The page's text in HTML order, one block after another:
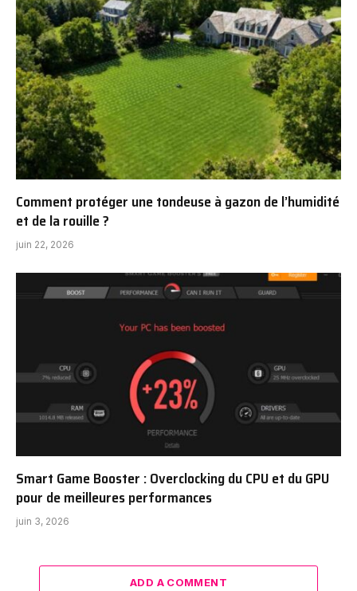
Comment protéger une tondeuse à gazon de l’humidité
et de la rouille ?
juin 22, 2026
Smart Game Booster : Overclocking du CPU et du GPU
pour de meilleures performances
juin 3, 2026
ADD A COMMENT